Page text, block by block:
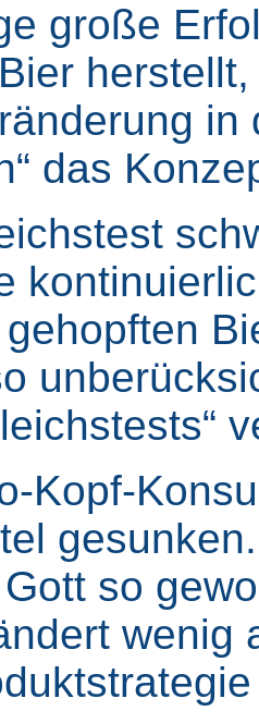
große
das
Kopf-
so
wenig